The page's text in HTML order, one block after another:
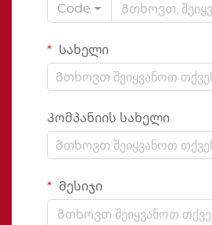
Code
Სახელი
Კომპანიის სახელი
Მესიჯი